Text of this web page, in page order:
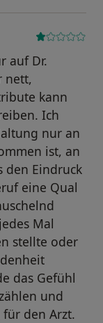
auf Dr.
nett,
kann
Ich
nur an
ist, an
den Eindruck
eine Qual
Mal
stellte oder
das Gefühl
und
den Arzt.